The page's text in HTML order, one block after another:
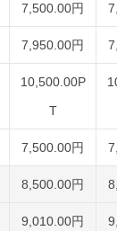
7,500.00円
7,950.00円
10,500.00P
T
7,500.00円
8,500.00円
9,010.00円